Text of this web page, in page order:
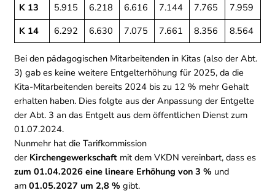
K 13
5.915 6.218 6.616 7.144 7.765
7.959
K 14
6.292 6.630 7.075 7.661 8.356 8.564
Bei den pädagogischen Mitarbeitenden in Kitas (also der Abt.
3) gab es keine weitere Entgelterhöhung für 2025, da die
Kita-Mitarbeitenden bereits 2024 bis zu 12 % mehr Gehalt
erhalten haben. Dies folgte aus der Anpassung der Entgelte
der Abt. 3 an das Entgelt aus dem öffentlichen Dienst zum
01.07.2024.
Nunmehr hat die Tarifkommission
der Kirchengewerkschaft mit dem VKDN vereinbart, dass es
zum 01.04.2026 eine lineare Erhöhung von 3 % und
am 01.05.2027 um 2,8 % gibt.